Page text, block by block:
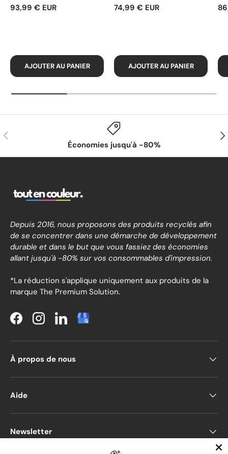
93,99 € EUR
AJOUTER AU PANIER
74,99 € EUR
AJOUTER AU PANIER
PRÉCÉDENT
Économies jusqu'à -80%
Depuis 2016, nous proposons des produits recyclés afin
de se concentrer dans une démarche de développement
durable et dans le but que vous fassiez des économies
allant jusqu'à -80% sur vos consommables d'impression.
*La réduction s'applique uniquement aux produits de la
marque The Premium Solution.
FacebookInstagramLinkedIn
À propos de nous
Aide
Newsletter